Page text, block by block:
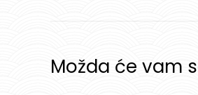
Možda će vam